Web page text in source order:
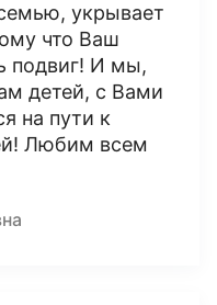
укрывает
что Ваш
подвиг! И мы,
детей, с Вами
на пути к
Любим всем